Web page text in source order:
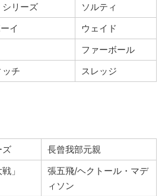
リーズ
ソルティ
イ
ウェイド
ファーボール
チ
スレッジ
長曾我部元親
戦」
張五飛/ヘクトール・マデ
ィソン